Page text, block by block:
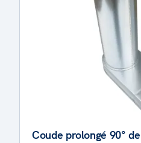
Coude prolongé 90°